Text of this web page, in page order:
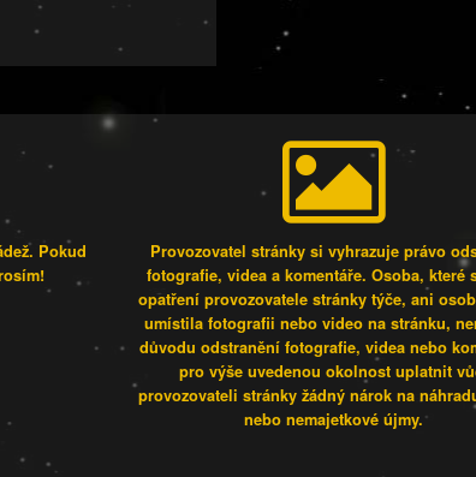
Pokud
Provozovatel stránky si vyhrazuje právo
fotografie, videa a komentáře. Osoba, které
opatření provozovatele stránky týče, ani
umístila fotografii nebo video na stránku,
důvodu odstranění fotografie, videa nebo
pro výše uvedenou okolnost uplatnit
provozovateli stránky žádný nárok na
nebo nemajetkové újmy.